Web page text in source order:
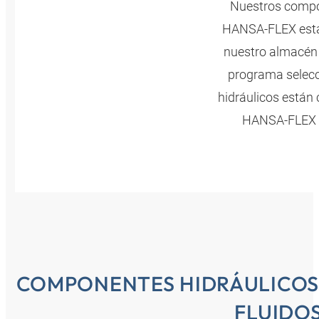
Nuestros
HANSA-FLEX
nuestro
programa
hidráulicos están
HANSA-
COMPONENTES